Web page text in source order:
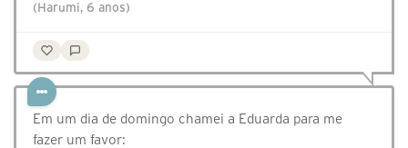
(Harumi, 6 anos)
Em um dia de domingo chamei a Eduarda para me
fazer um favor: